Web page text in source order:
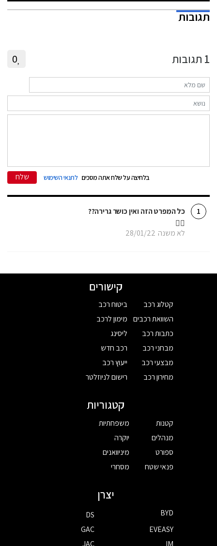
תגובות
1 תגובות 0
בלחיצה על שלח אתה מסכים לתנאי השימוש שלח
1 כל המפרט הזה ואין כושר גרירה??
לא משנה 28/01/22
🤦‍♂️
קישורים
קטלוג רכב
השוואת רכבים
כתבות רכב
מבחני רכב
מבצעי רכב
מחירון רכב
ביטוח רכב
מימון לרכב
ליסינג
רכב חדש
ייעוץ רכב
רישום לניוזלטר
קטגוריות
קטנות
מנהלים
ספורט
פנאי שטח
משפחתיות
יוקרה
מיניוואנים
מסחרי
יצרן
BYD
DS
EVEASY
GAC
IM
JAC